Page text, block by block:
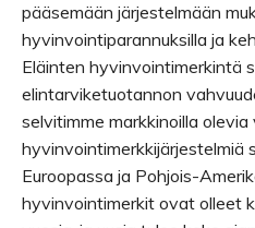
pääsemään järjestelmään
hyvinvointiparannuksilla ja
Eläinten hyvinvointimerkintä
elintarviketuotannon
selvitimme markkinoilla
hyvinvointimerkkijärjestelmiä
Euroopassa ja Pohjois-
hyvinvointimerkit ovat olleet